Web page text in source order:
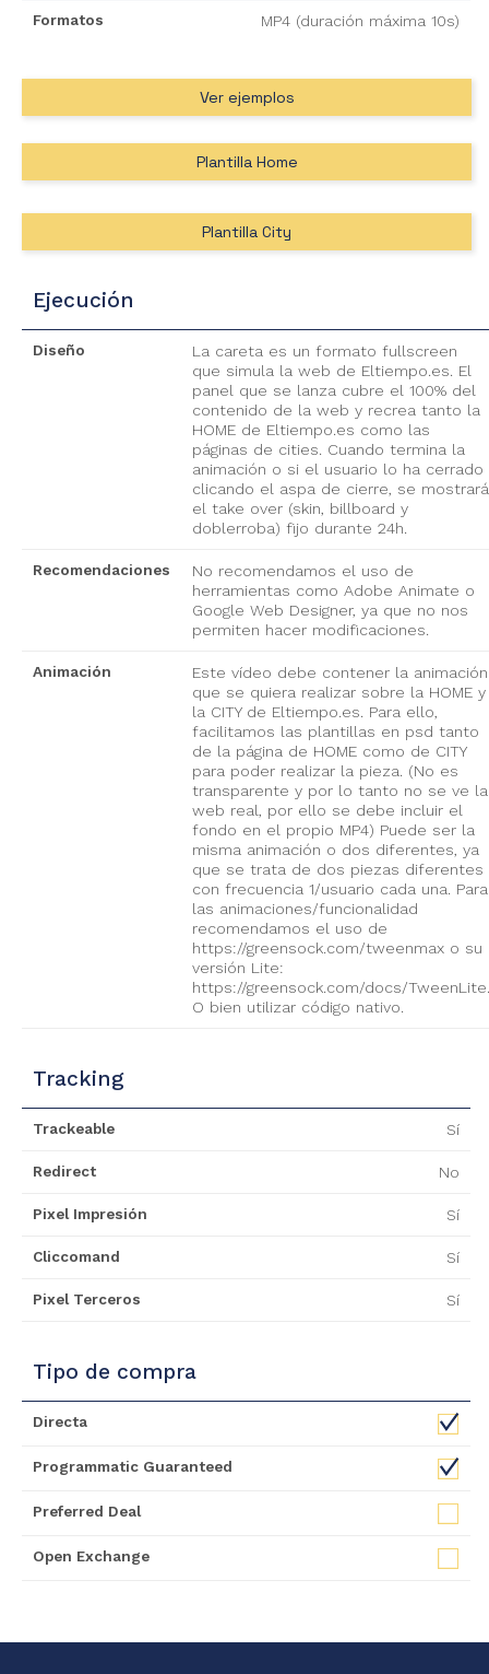
CONTACTO
Formatos MP4 (duración máxima 10s)
Ver ejemplos
Plantilla Home
Plantilla City
Ejecución
Diseño
La careta es un formato fullscreen
que simula la web de Eltiempo.es. El
panel que se lanza cubre el 100% del
contenido de la web y recrea tanto la
HOME de Eltiempo.es como las
páginas de cities. Cuando termina la
animación o si el usuario lo ha cerrado
clicando el aspa de cierre, se mostrará
el take over (skin, billboard y
doblerroba) fijo durante 24h.
Recomendaciones
No recomendamos el uso de
herramientas como Adobe Animate o
Google Web Designer, ya que no nos
permiten hacer modificaciones.
Animación
Este vídeo debe contener la animación
que se quiera realizar sobre la HOME y
la CITY de Eltiempo.es. Para ello,
facilitamos las plantillas en psd tanto
de la página de HOME como de CITY
para poder realizar la pieza. (No es
transparente y por lo tanto no se ve la
web real, por ello se debe incluir el
fondo en el propio MP4) Puede ser la
misma animación o dos diferentes, ya
que se trata de dos piezas diferentes
con frecuencia 1/usuario cada una. Para
las animaciones/funcionalidad
recomendamos el uso de
https://greensock.com/tweenmax o su
versión Lite:
https://greensock.com/docs/
O bien utilizar código nativo.
Tracking
Trackeable Sí
Redirect No
Pixel Impresión Sí
Cliccomand Sí
Pixel Terceros Sí
Tipo de compra
Directa
Programmatic Guaranteed
Preferred Deal
Open Exchange